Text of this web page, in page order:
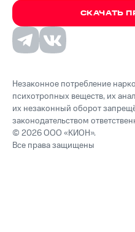
СКАЧАТЬ
Незаконное потребление
психотропных веществ, их
их незаконный оборот
законодательством
© 2026 ООО «КИОН».
Все права защищены